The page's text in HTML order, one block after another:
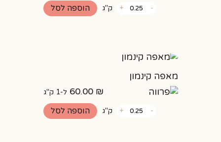
-כמות
של
+ ק"ג הוספה לסל
מאפה קינמון
60.00 ₪ ל-1 ק"ג
-כמות
של
+ ק"ג הוספה לסל